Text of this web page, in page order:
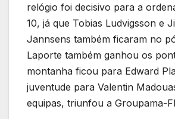
relógio foi decisivo para a
10, já que Tobias Ludvigsson e
Jannsens também ficaram no
Laporte também ganhou os
montanha ficou para Edward
juventude para Valentin
equipas, triunfou a Groupama-